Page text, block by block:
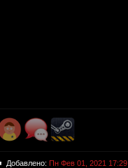
Добавлено: Пн Фев 01, 2021 17:29